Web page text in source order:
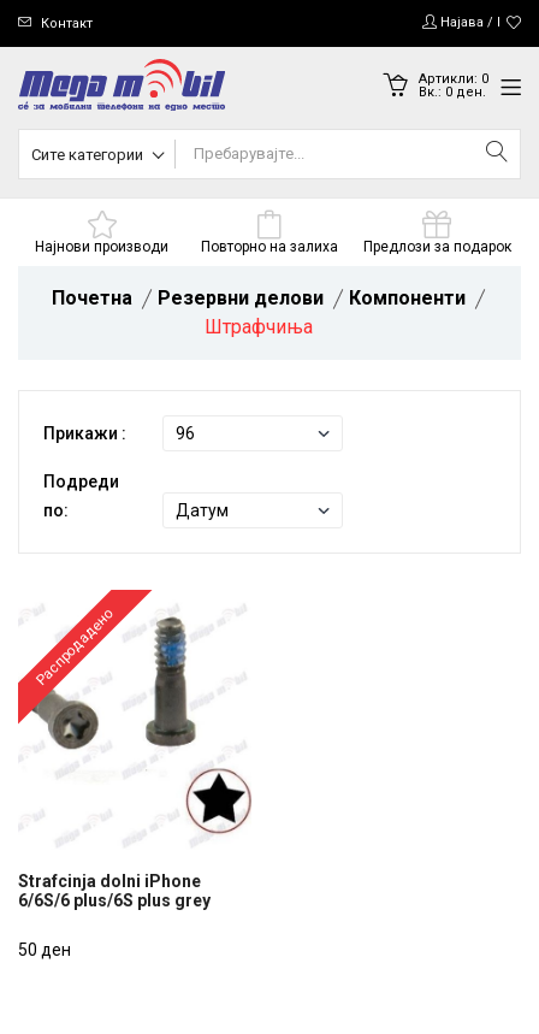
Контакт Најава /
Артикли: 0
Вк.: 0ден.
Сите категории
Најнови производи Повторно на залиха Предлози за подарок
Почетна Резервни делови
Компоненти
Штрафчиња
Прикажи :
Подреди
по:
Распродадено
6/6S/6 plus/6S plus grey
Strafcinja dolni iPhone
6/6S/6 plus/6S plus grey
50 ден